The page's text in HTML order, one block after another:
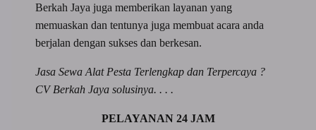
Berkah Jaya juga memberikan layanan yang
memuaskan dan tentunya juga membuat acara anda
berjalan dengan sukses dan berkesan.
Jasa Sewa Alat Pesta Terlengkap dan Terpercaya ?
CV Berkah Jaya solusinya. . . .
PELAYANAN 24 JAM